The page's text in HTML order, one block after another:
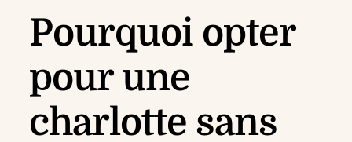
Pourquoi opter
pour une
charlotte sans